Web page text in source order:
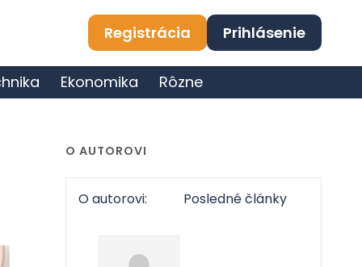
Registrácia Prihlásenie
Ekonomika Rôzne
O AUTOROVI
O autorovi: Posledné články